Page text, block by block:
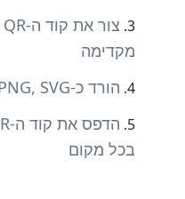
מקדימה
הורד כ-PNG, SVG או PDF
בכל מקום